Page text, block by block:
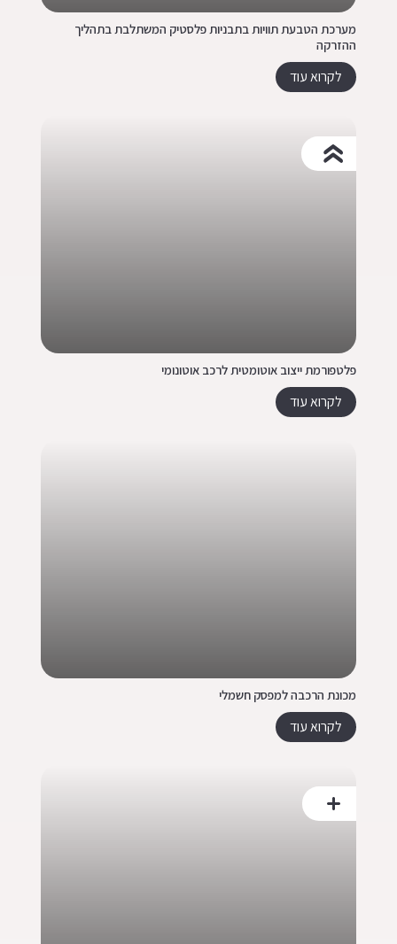
מערכת הטבעת תוויות בתבניות פלסטיק המשתלבת בתהליך
ההזרקה
לקרוא עוד
פלטפורמת ייצוב אוטומטית לרכב אוטונומי
לקרוא עוד
מכונת הרכבה למפסק חשמלי
לקרוא עוד